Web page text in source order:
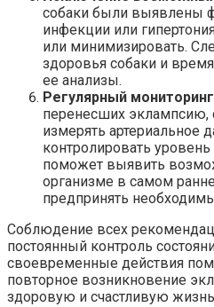
собаки были выявлены
инфекции или
или минимизировать.
здоровья собаки и
ее анализы.
Регулярный
перенесших эклампсию,
измерять артериальное
контролировать
поможет выявить
организме в самом
предпринять
Соблюдение всех
постоянный контроль
своевременные действия
повторное возникновение
здоровую и счастливую